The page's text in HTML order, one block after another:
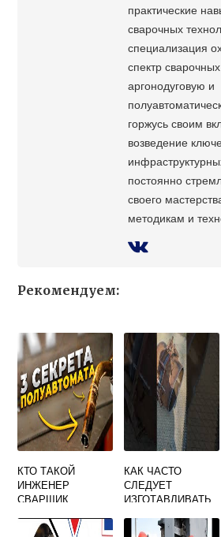
практические
сварочных
специализация
спектр
аргонодуговую и
горжусь своим
возведение
постоянно
своего
методикам и
Рекомендуем:
КТО ТАКОЙ
ИНЖЕНЕР
СВАРЩИК
КАК ЧАСТО
СЛЕДУЕТ
ИЗГОТАВЛИВАТЬ
ПРИ